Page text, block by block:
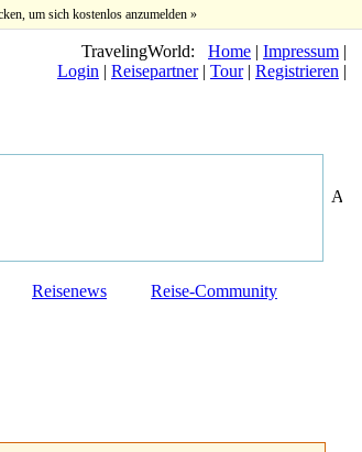
um sich kostenlos anzumelden »
TravelingWorld: Home | Impressum |
Login | Reisepartner| Tour| Registrieren |
Reisenews Reise-Community